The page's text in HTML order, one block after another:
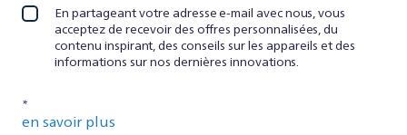
En partageant votre adresse e-mail avec nous, vous
acceptez de recevoir des offres personnalisées, du
contenu inspirant, des conseils sur les appareils et des
informations sur nos dernières innovations.
*
en savoir plus